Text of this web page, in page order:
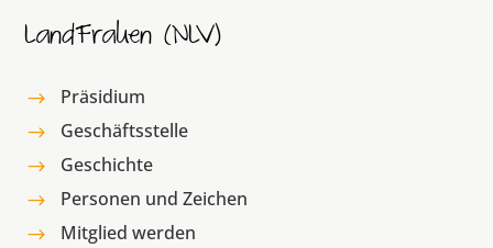
LandFrauen (NLV)
$ Präsidium
$ Geschäftsstelle
$ Geschichte
$ Personen und Zeichen
$ Mitglied werden